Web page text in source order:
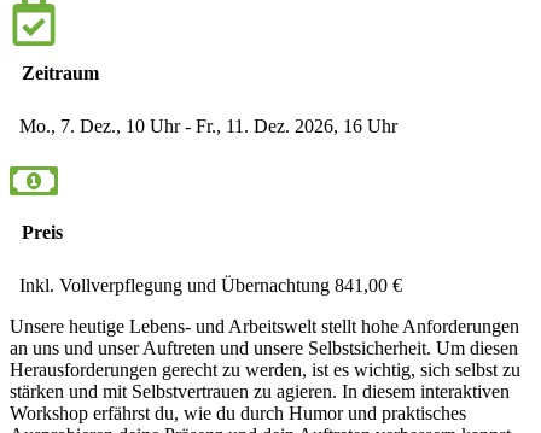
Zeitraum
Mo., 7. Dez., 10 Uhr - Fr., 11. Dez. 2026, 16 Uhr
Preis
Inkl. Vollverpflegung und Übernachtung 841,00 €
Unsere heutige Lebens- und Arbeitswelt stellt hohe Anforderungen
an uns und unser Auftreten und unsere Selbstsicherheit. Um diesen
Herausforderungen gerecht zu werden, ist es wichtig, sich selbst zu
stärken und mit Selbstvertrauen zu agieren. In diesem interaktiven
Workshop erfährst du, wie du durch Humor und praktisches